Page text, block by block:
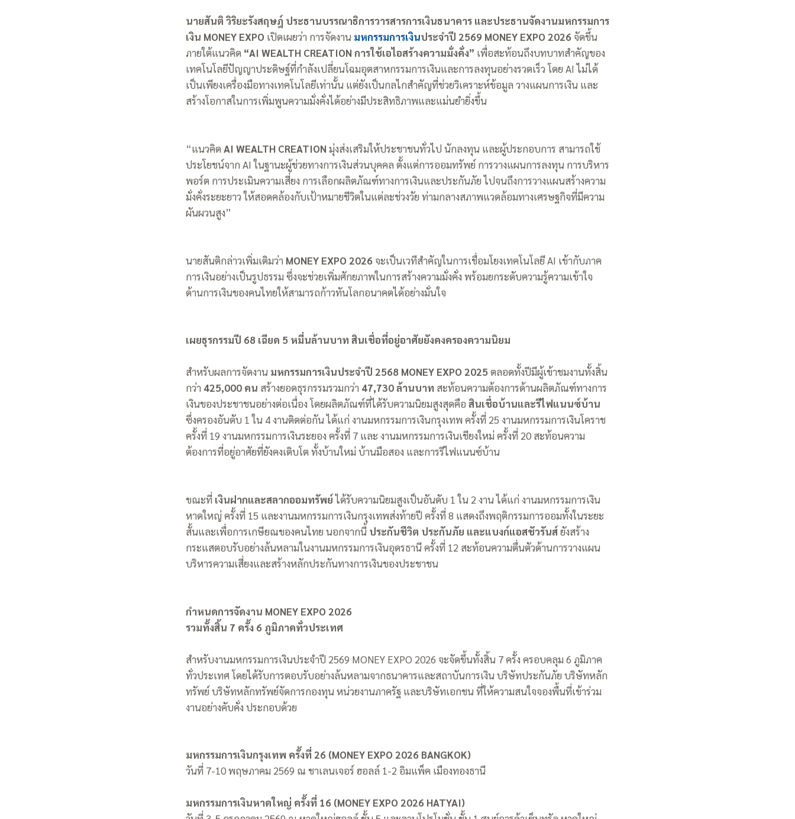
นายสันติ วิริยะรังสฤษฎ์ ประธานบรรณาธิการวารสารการเงินธนาคาร และประธานจัดงานมหกรรมการ
เงิน MONEY EXPO เปิดเผยว่า การจัดงาน มหกรรมการเงินประจำปี 2569 MONEY EXPO 2026 จัดขึ้น
ภายใต้แนวคิด “AI WEALTH CREATION การใช้เอไอสร้างความมั่งคั่ง” เพื่อสะท้อนถึงบทบาทสำคัญของ
เทคโนโลยีปัญญาประดิษฐ์ที่กำลังเปลี่ยนโฉมอุตสาหกรรมการเงินและการลงทุนอย่างรวดเร็ว โดย AI ไม่ได้
เป็นเพียงเครื่องมือทางเทคโนโลยีเท่านั้น แต่ยังเป็นกลไกสำคัญที่ช่วยวิเคราะห์ข้อมูล วางแผนการเงิน และ
สร้างโอกาสในการเพิ่มพูนความมั่งคั่งได้อย่างมีประสิทธิภาพและแม่นยำยิ่งขึ้น
“แนวคิด AI WEALTH CREATIONมุ่งส่งเสริมให้ประชาชนทั่วไป นักลงทุน และผู้ประกอบการ สามารถใช้
ประโยชน์จาก AI ในฐานะผู้ช่วยทางการเงินส่วนบุคคล ตั้งแต่การออมทรัพย์ การวางแผนการลงทุน การบริหาร
พอร์ต การประเมินความเสี่ยง การเลือกผลิตภัณฑ์ทางการเงินและประกันภัย ไปจนถึงการวางแผนสร้างความ
มั่งคั่งระยะยาว ให้สอดคล้องกับเป้าหมายชีวิตในแต่ละช่วงวัย ท่ามกลางสภาพแวดล้อมทางเศรษฐกิจที่มีความ
ผันผวนสูง”
นายสันติกล่าวเพิ่มเติมว่า MONEY EXPO 2026 จะเป็นเวทีสำคัญในการเชื่อมโยงเทคโนโลยี AI เข้ากับภาค
การเงินอย่างเป็นรูปธรรม ซึ่งจะช่วยเพิ่มศักยภาพในการสร้างความมั่งคั่ง พร้อมยกระดับความรู้ความเข้าใจ
ด้านการเงินของคนไทยให้สามารถก้าวทันโลกอนาคตได้อย่างมั่นใจ
เผยธุรกรรมปี 68 เฉียด 5 หมี่นล้านบาท สินเชื่อที่อยู่อาศัยยังคงครองความนิยม
สำหรับผลการจัดงาน มหกรรมการเงินประจำปี 2568 MONEY EXPO 2025 ตลอดทั้งปีมีผู้เข้าชมงานทั้งสิ้น
กว่า 425,000 คน สร้างยอดธุรกรรมรวมกว่า 47,730 ล้านบาท สะท้อนความต้องการด้านผลิตภัณฑ์ทางการ
เงินของประชาชนอย่างต่อเนื่อง โดยผลิตภัณฑ์ที่ได้รับความนิยมสูงสุดคือ สินเชื่อบ้านและรีไฟแนนซ์บ้าน
ซึ่งครองอันดับ 1 ใน 4 งานติดต่อกัน ได้แก่ งานมหกรรมการเงินกรุงเทพ ครั้งที่ 25 งานมหกรรมการเงินโคราช
ครั้งที่ 19 งานมหกรรมการเงินระยอง ครั้งที่ 7 และ งานมหกรรมการเงินเชียงใหม่ ครั้งที่ 20 สะท้อนความ
ต้องการที่อยู่อาศัยที่ยังคงเติบโต ทั้งบ้านใหม่ บ้านมือสอง และการรีไฟแนนซ์บ้าน
ขณะที่ เงินฝากและสลากออมทรัพย์ได้รับความนิยมสูงเป็นอันดับ 1 ใน 2 งาน ได้แก่ งานมหกรรมการเงิน
หาดใหญ่ ครั้งที่ 15 และงานมหกรรมการเงินกรุงเทพส่งท้ายปี ครั้งที่ 8 แสดงถึงพฤติกรรมการออมทั้งในระยะ
สั้นและเพื่อการเกษียณของคนไทย นอกจากนี้ ประกันชีวิต ประกันภัย และแบงก์แอสชัวรันส์ยังสร้าง
กระแสตอบรับอย่างล้นหลามในงานมหกรรมการเงินอุดรธานี ครั้งที่ 12 สะท้อนความตื่นตัวด้านการวางแผน
บริหารความเสี่ยงและสร้างหลักประกันทางการเงินของประชาชน
กำหนดการจัดงาน MONEY EXPO 2026
รวมทั้งสิ้น 7 ครั้ง 6 ภูมิภาคทั่วประเทศ
สำหรับงานมหกรรมการเงินประจำปี 2569 MONEY EXPO 2026 จะจัดขึ้นทั้งสิ้น 7 ครั้ง ครอบคลุม 6 ภูมิภาค
ทั่วประเทศ โดยได้รับการตอบรับอย่างล้นหลามจากธนาคารและสถาบันการเงิน บริษัทประกันภัย บริษัทหลัก
ทรัพย์ บริษัทหลักทรัพย์จัดการกองทุน หน่วยงานภาครัฐ และบริษัทเอกชน ที่ให้ความสนใจจองพื้นที่เข้าร่วม
งานอย่างคับคั่ง ประกอบด้วย
มหกรรมการเงินกรุงเทพ ครั้งที่ 26 (MONEY EXPO 2026 BANGKOK)
วันที่ 7-10 พฤษภาคม 2569 ณ ชาเลนเจอร์ ฮอลล์ 1-2 อิมแพ็ค เมืองทองธานี
มหกรรมการเงินหาดใหญ่ ครั้งที่ 16 (MONEY EXPO 2026 HATYAI)